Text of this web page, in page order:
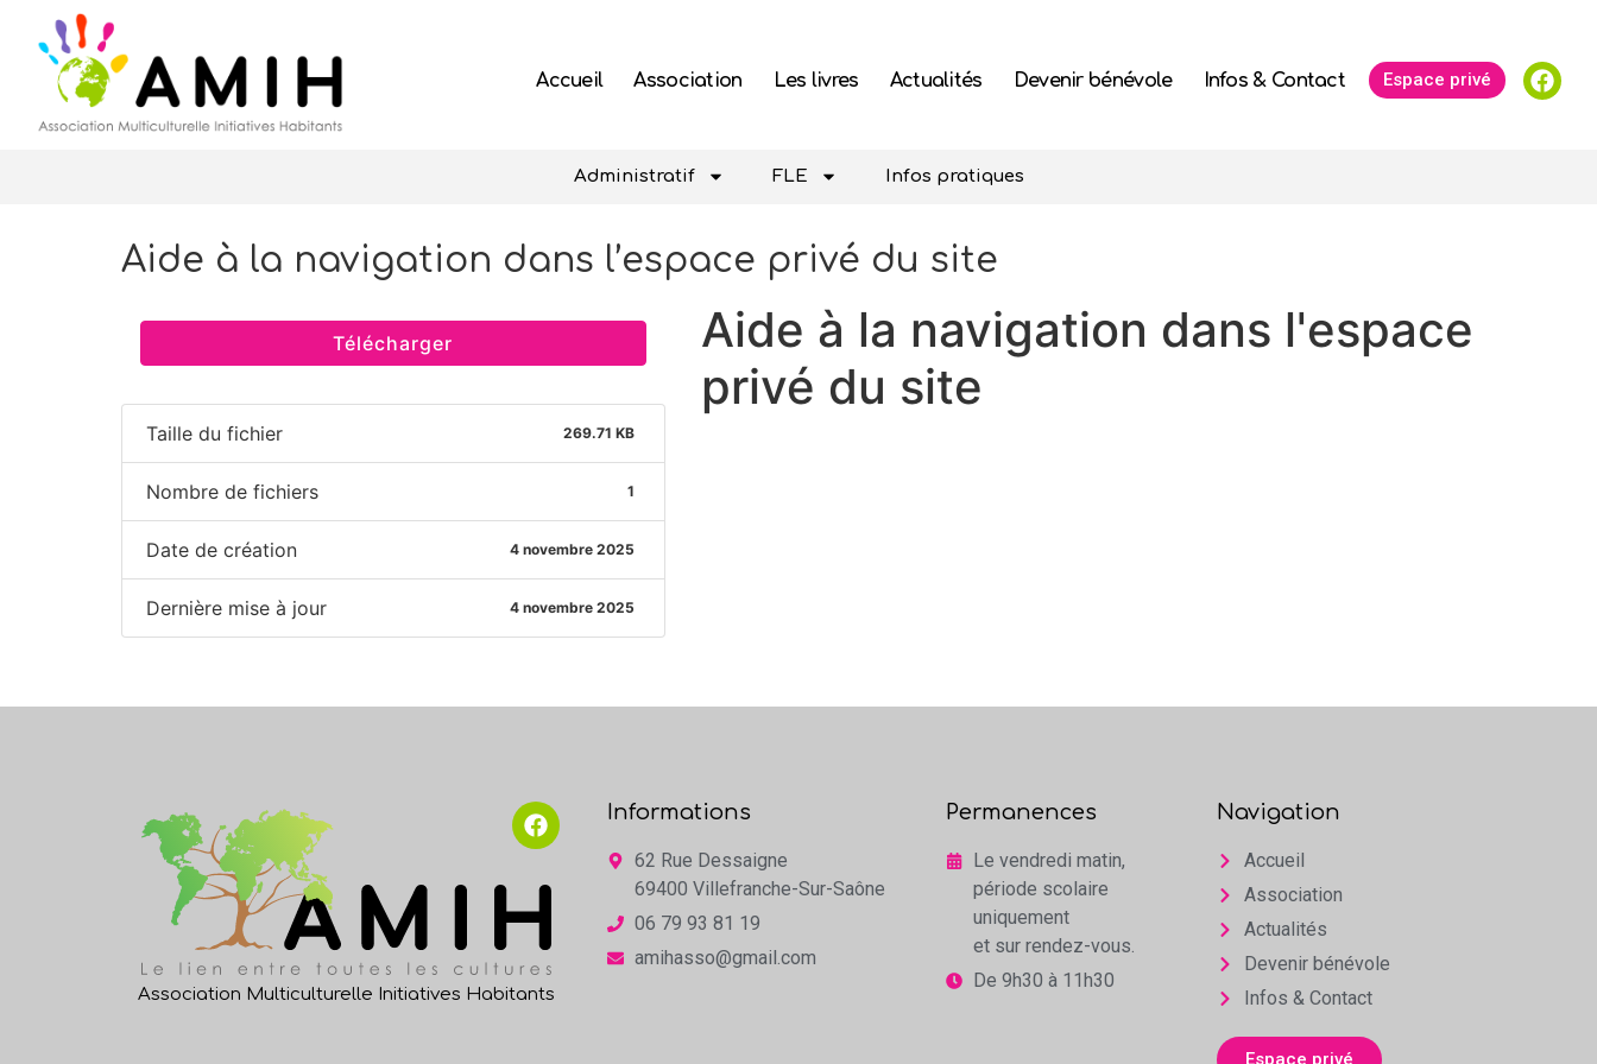
Accueil Association Les livres Actualités Devenir bénévole Infos & Contact Espace privé
Administratif FLE Infos pratiques
Aide à la navigation dans l’espace privé du site
Télécharger
Taille du fichier 269.71 KB
Nombre de fichiers 1
Date de création 4 novembre 2025
Dernière mise à jour 4 novembre 2025
Aide à la navigation dans l'espace
privé du site
Association Multiculturelle Initiatives Habitants
Informations
62 Rue Dessaigne
69400 Villefranche-Sur-Saône
06 79 93 81 19
amihasso@gmail.com
Permanences
Le vendredi matin,
période scolaire
uniquement
et sur rendez-vous.
De 9h30 à 11h30
Navigation
Accueil
Association
Actualités
Devenir bénévole
Infos & Contact
Espace privé